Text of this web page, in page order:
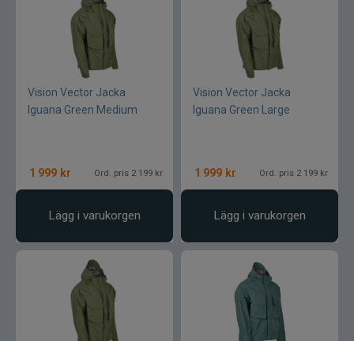
Vision Vector Jacka
Iguana Green Medium
1 999 kr Ord. pris 2 199 kr
Lägg i varukorgen
Vision Vector Jacka
Iguana Green Large
1 999 kr Ord. pris 2 199 kr
Lägg i varukorgen